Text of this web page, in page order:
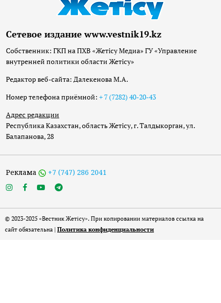
Сетевое издание www.vestnik19.kz
Собственник: ГКП на ПХВ «Жетісу Медиа» ГУ «Управление
внутренней политики области Жетісу»
Редактор веб-сайта: Далекенова М.А.
Номер телефона приёмной: + 7 (7282) 40-20-43
Адрес редакции
Республика Казахстан, область Жетісу, г. Талдыкорган, ул.
Балапанова, 28
Реклама +7 (747) 286 2041
© 2023-2025 «Вестник Жетісу». При копировании материалов ссылка на
сайт обязательна | Политика конфиденциальности